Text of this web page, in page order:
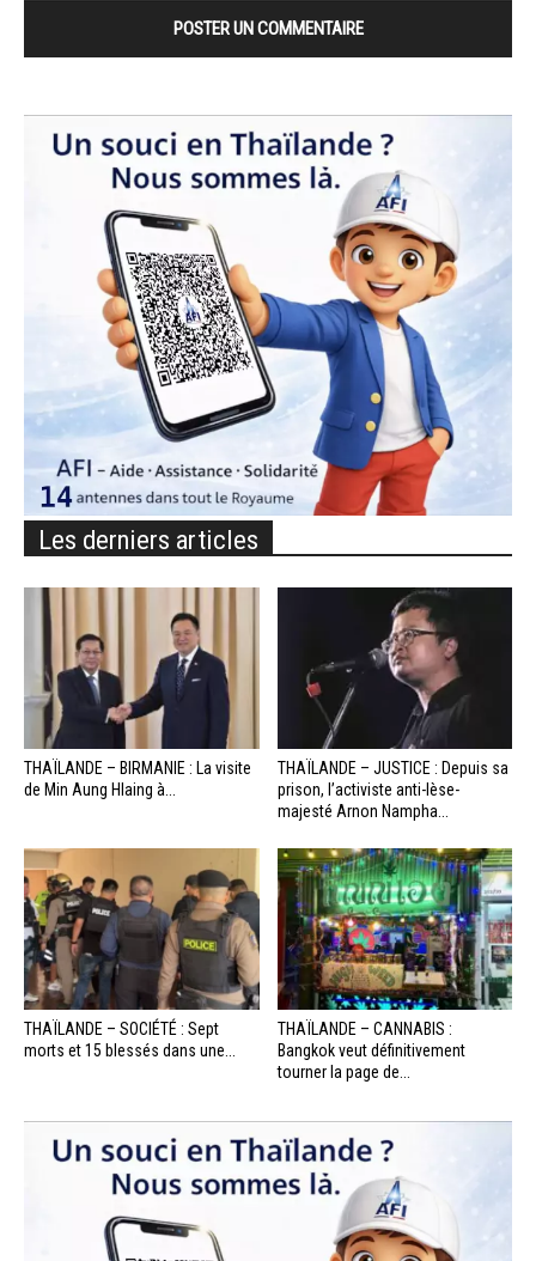
Les derniers articles
THAÏLANDE – BIRMANIE : La visite
de Min Aung Hlaing à...
THAÏLANDE – JUSTICE : Depuis sa
prison, l’activiste anti-lèse-
majesté Arnon Nampha...
THAÏLANDE – SOCIÉTÉ : Sept
morts et 15 blessés dans une...
THAÏLANDE – CANNABIS :
Bangkok veut définitivement
tourner la page de...